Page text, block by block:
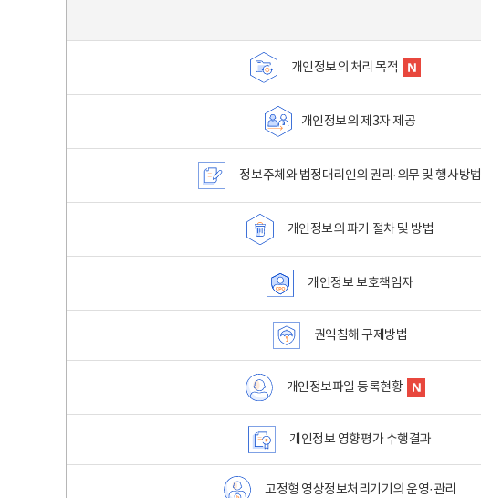
개인정보의 처리 목적
개인정보의 제3자 제공
정보주체와 법정대리인의 권리·의무 및 행사방법
개인정보의 파기 절차 및 방법
개인정보 보호책임자
권익침해 구제방법
개인정보파일 등록현황
개인정보 영향평가 수행결과
고정형 영상정보처리기기의 운영·관리